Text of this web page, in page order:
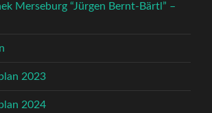
Merseburg “Jürgen Bernt-Bärtl” –
2023
2024